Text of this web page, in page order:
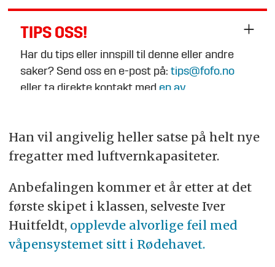
TIPS OSS!
Har du tips eller innspill til denne eller andre
saker? Send oss en e-post på:tips@fofo.no
eller ta direkte kontakt med en av
Han vil angivelig heller satse på helt nye
fregatter med luftvernkapasiteter.
Anbefalingen kommer et år etter at det
første skipet i klassen, selveste Iver
Huitfeldt, opplevde alvorlige feil med
våpensystemet sitt i Rødehavet.